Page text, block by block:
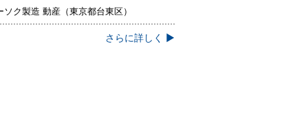
ク製造 動産（東京都台東区）
さらに詳しく ▶